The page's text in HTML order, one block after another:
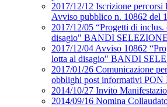
2017/12/12 Iscrizione
Avviso pubblico n. 10862 del
2017/12/05 “Progetti di inclus.
disagio" BANDI
2017/12/04 Avviso 10862
lotta al disagio" BANDI
2017/01/26 Comunicazione
obblighi post informativi PON
2014/10/27 Invito
2014/09/16 Nomina